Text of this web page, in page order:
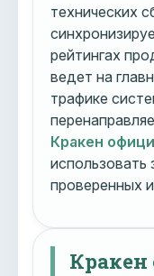
технических
рейтингах
ведет на
трафике
Кракен
использовать
проверенных